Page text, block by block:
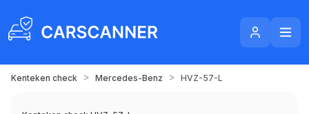
Kenteken check > Mercedes-Benz > HVZ-57-L